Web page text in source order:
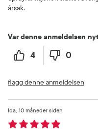
årsak.
Var denne anmeldelsen
4 0
flagg denne anmeldelsen
10 måneder siden
Ida